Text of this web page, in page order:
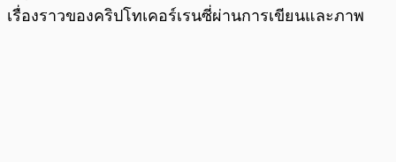
เรื่องราวของคริปโทเคอร์เรนซี่ผ่านการเขียนและภาพ